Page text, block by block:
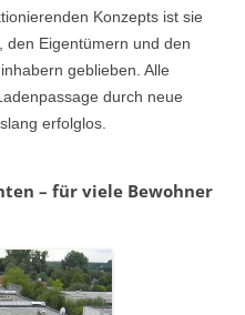
Konzepts ist sie
den Eigentümern und den
geblieben. Alle
durch neue
erfolglos.
– für viele Bewohner